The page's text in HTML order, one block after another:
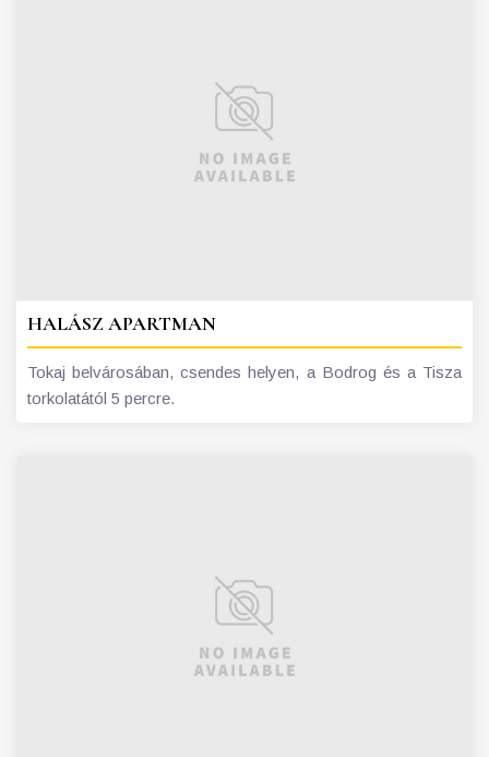
HALÁSZ APARTMAN
Tokaj belvárosában, csendes helyen, a Bodrog és a Tisza
torkolatától 5 percre.